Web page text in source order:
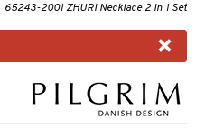
65243-2001 ZHURI Necklace 2 In 1 Set
×